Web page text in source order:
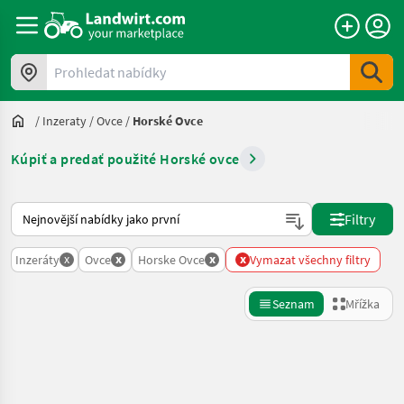
Prohledat nabídky
/ Inzeraty /Ovce / Horské Ovce
Kúpiť a predať použité Horské ovce
Takto se řadí nabídky na Landwirt.com
Filtry
Inzeráty x Ovce x Horske Ovce x x Vymazat všechny filtry
Seznam Mřížka